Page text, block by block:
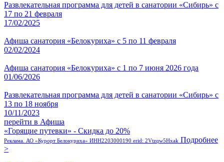
Развлекательная программа для детей в санатории «Сибирь» с
17 по 21 февраля
17/02/2025
Афиша санатория «Белокуриха» с 5 по 11 февраля
02/02/2024
Афиша санатория «Белокуриха» с 1 по 7 июня 2026 года
01/06/2026
Развлекательная программа для детей в санатории «Сибирь» с
13 по 18 ноября
10/11/2023
перейти в Афиша
«Горящие путевки» - Скидка до 20%
Реклама. АО «Курорт Белокуриха» ИНН2203000190 erid: 2Vtzqw5Hxak Подробнее
>